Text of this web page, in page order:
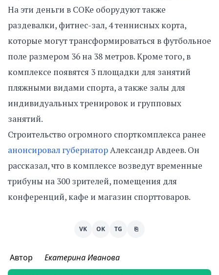
На эти деньги в СОКе оборудуют также
раздевалки, фитнес-зал, 4 теннисных корта,
которые могут трансформироваться в футбольное
поле размером 36 на 38 метров. Кроме того, в
комплексе появятся 3 площадки для занятий
пляжными видами спорта, а также залы для
индивидуальных тренировок и групповых
занятий.
Строительство огромного спорткомплекса ранее
анонсировал губернаторАлександр Авдеев. Он
рассказал, что в комплексе возведут временные
трибуны на 300 зрителей, помещения для
конференций, кафе и магазин спорттоваров.
VK OK TG ⎘
Автор Екатерина Иванова